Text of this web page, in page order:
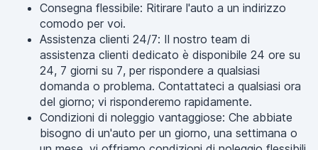
Consegna flessibile: Ritirare l'auto a un indirizzo
comodo per voi.
Assistenza clienti 24/7: Il nostro team di
assistenza clienti dedicato è disponibile 24 ore su
24, 7 giorni su 7, per rispondere a qualsiasi
domanda o problema. Contattateci a qualsiasi ora
del giorno; vi risponderemo rapidamente.
Condizioni di noleggio vantaggiose: Che abbiate
bisogno di un'auto per un giorno, una settimana o